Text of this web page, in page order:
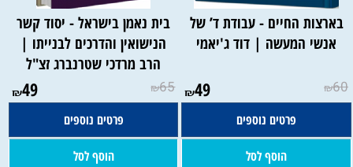
בארצות החיים - עבודת ד’ של
אנשי המעשה | דוד ג'יאמי
₪60
₪49
פרטים נוספים
הוסף לסל
בית נאמן בישראל - יסוד קשר
הנישואין והדרכים לבנייתו |
הרב מרדכי שטרנברג זצ"ל
₪65
₪49
פרטים נוספים
הוסף לסל